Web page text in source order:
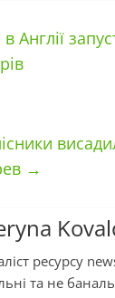
в Англії
→
ресурсу
та не